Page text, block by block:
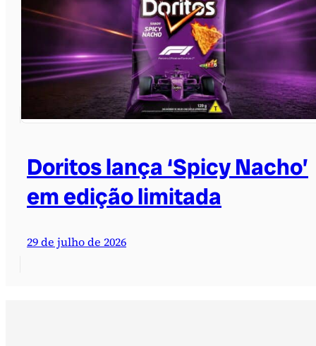
Doritos lança ‘Spicy Nacho’
em edição limitada
29 de julho de 2026